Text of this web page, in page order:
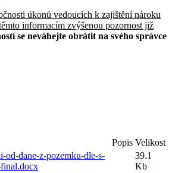
úkonů vedoucích k zajištění nároku
informacím zvýšenou pozornost již
se neváhejte obrátit na svého správce
Popis Velikost
od-dane-z-pozemku-dle-s-
39.1
Kb